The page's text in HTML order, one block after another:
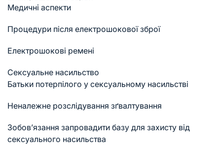
Медичні аспекти
Процедури після електрошокової зброї
Електрошокові ремені
Сексуальне насильство
Батьки потерпілого у сексуальному насильстві
Неналежне розслідування зґвалтування
Зобов’язання запровадити базу для захисту від
сексуального насильства